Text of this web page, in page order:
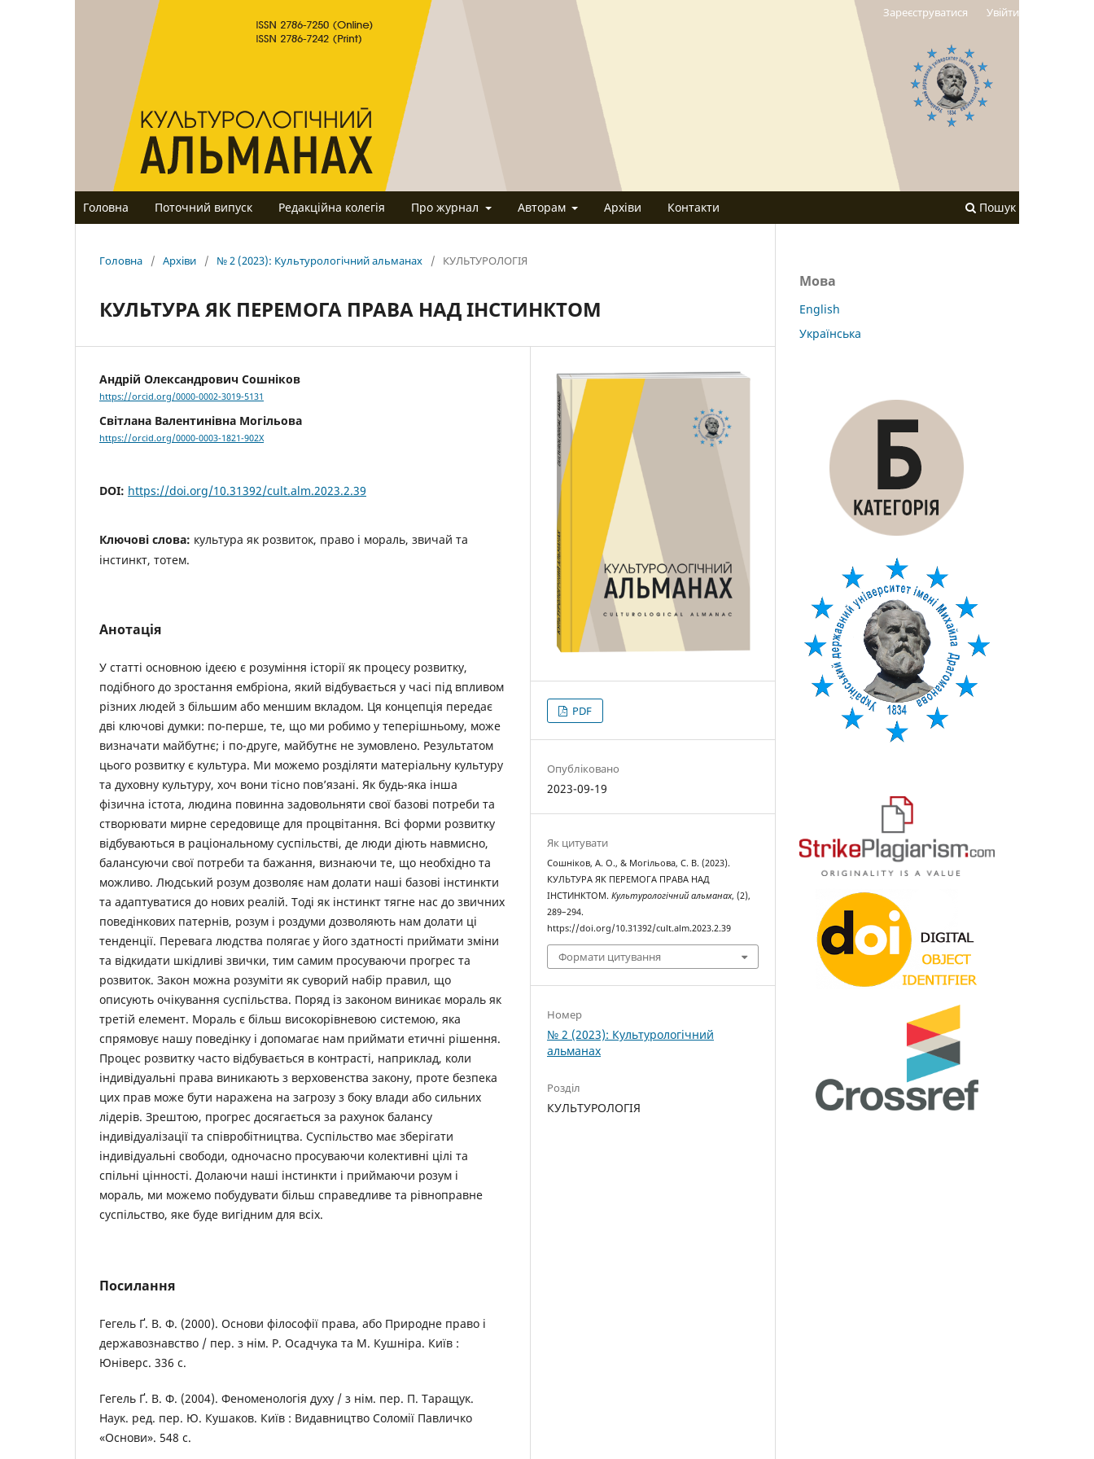
Головна Поточний випуск Редакційна колегія Про журнал Авторам Архіви Контакти Пошук
Зареєструватися Увійти
Головна / Архіви / № 2 (2023): Культурологічний альманах / КУЛЬТУРОЛОГІЯ
КУЛЬТУРА ЯК ПЕРЕМОГА ПРАВА НАД ІНСТИНКТОМ
Андрій Олександрович Сошніков
https://orcid.org/0000-0002-3019-5131
Світлана Валентинівна Могільова
https://orcid.org/0000-0003-1821-902X
DOI: https://doi.org/10.31392/cult.alm.2023.2.39
Ключові слова: культура як розвиток, право і мораль, звичай та
інстинкт, тотем.
Анотація
У статті основною ідеєю є розуміння історії як процесу розвитку,
подібного до зростання ембріона, який відбувається у часі під впливом
різних людей з більшим або меншим вкладом. Ця концепція передає
дві ключові думки: по-перше, те, що ми робимо у теперішньому, може
визначати майбутнє; і по-друге, майбутнє не зумовлено. Результатом
цього розвитку є культура. Ми можемо розділяти матеріальну культуру
та духовну культуру, хоч вони тісно пов’язані. Як будь-яка інша
фізична істота, людина повинна задовольняти свої базові потреби та
створювати мирне середовище для процвітання. Всі форми розвитку
відбуваються в раціональному суспільстві, де люди діють навмисно,
балансуючи свої потреби та бажання, визнаючи те, що необхідно та
можливо. Людський розум дозволяє нам долати наші базові інстинкти
та адаптуватися до нових реалій. Тоді як інстинкт тягне нас до звичних
поведінкових патернів, розум і роздуми дозволяють нам долати ці
тенденції. Перевага людства полягає у його здатності приймати зміни
та відкидати шкідливі звички, тим самим просуваючи прогрес та
розвиток. Закон можна розуміти як суворий набір правил, що
описують очікування суспільства. Поряд із законом виникає мораль як
третій елемент. Мораль є більш високорівневою системою, яка
спрямовує нашу поведінку і допомагає нам приймати етичні рішення.
Процес розвитку часто відбувається в контрасті, наприклад, коли
індивідуальні права виникають з верховенства закону, проте безпека
цих прав може бути наражена на загрозу з боку влади або сильних
лідерів. Зрештою, прогрес досягається за рахунок балансу
індивідуалізації та співробітництва. Суспільство має зберігати
індивідуальні свободи, одночасно просуваючи колективні цілі та
спільні цінності. Долаючи наші інстинкти і приймаючи розум і
мораль, ми можемо побудувати більш справедливе та рівноправне
суспільство, яке буде вигідним для всіх.
Посилання
Гегель Ґ. В. Ф. (2000). Основи філософії права, або Природне право і
державознавство / пер. з нім. Р. Осадчука та М. Кушніра. Київ :
Юніверс. 336 с.
Гегель Ґ. В. Ф. (2004). Феноменологія духу / з нім. пер. П. Таращук.
Наук. ред. пер. Ю. Кушаков. Київ : Видавництво Соломії Павличко
«Основи». 548 с.
PDF
Опубліковано
2023-09-19
Як цитувати
Сошніков, А. О., & Могільова, С. В. (2023).
КУЛЬТУРА ЯК ПЕРЕМОГА ПРАВА НАД
ІНСТИНКТОМ.Культурологічний альманах, (2),
289–294.
https://doi.org/10.31392/cult.alm.2023.2.39
Формати цитування
Номер
№ 2 (2023): Культурологічний
альманах
Розділ
КУЛЬТУРОЛОГІЯ
Мова
English
Українська